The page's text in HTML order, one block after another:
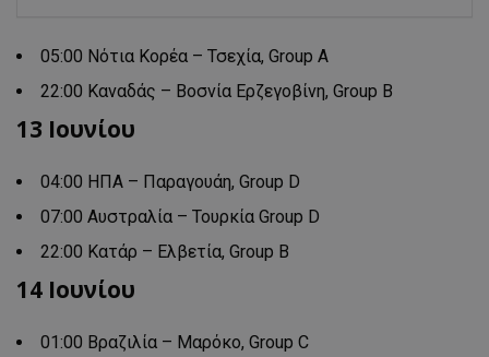
05:00 Νότια Κορέα – Τσεχία, Group A
22:00 Καναδάς – Βοσνία Ερζεγοβίνη, Group B
13 Ιουνίου
04:00 ΗΠΑ – Παραγουάη, Group D
07:00 Αυστραλία – Τουρκία Group D
22:00 Κατάρ – Ελβετία, Group B
14 Ιουνίου
01:00 Βραζιλία – Μαρόκο, Group C